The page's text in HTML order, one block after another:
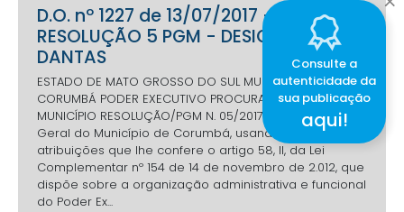
D.O. nº 1227 de 13/07/2017 -
RESOLUÇÃO 5 PGM - DESIGNA
DANTAS
ESTADO DE MATO GROSSO DO SUL MUNICÍPIO DE
CORUMBÁ PODER EXECUTIVO PROCURADORIA GERAL DO
MUNICÍPIO RESOLUÇÃO/PGM N. 05/2017 O Procurador-
Geral do Município de Corumbá, usando das
atribuições que lhe confere o artigo 58, II, da Lei
Complementar nº 154 de 14 de novembro de 2.012, que
dispõe sobre a organização administrativa e funcional
do Poder Ex...
Consulte a
autenticidade da
sua publicação
aqui!